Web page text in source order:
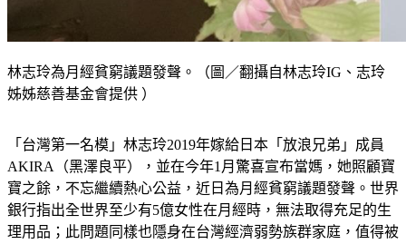
林志玲為月經貧窮議題發聲。（圖／翻攝自林志玲IG、志玲
姊姊慈善基金會提供 ）
「台灣第一名模」林志玲2019年嫁給日本「放浪兄弟」成員
AKIRA（黑澤良平），並在今年1月驚喜宣布當媽，她照顧寶
寶之餘，不忘繼續熱心公益，近日為月經貧窮議題發聲。世界
銀行指出全世界至少有5億女性在月經時，無法取得充足的生
理用品；此問題同樣也隱身在台灣經濟弱勢族群家庭，值得被